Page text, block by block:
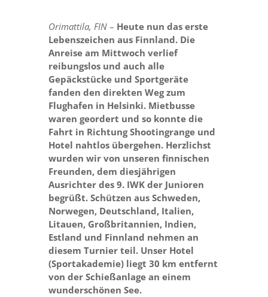
Orimattila, FIN– Heute nun das erste
Lebenszeichen aus Finnland. Die
Anreise am Mittwoch verlief
reibungslos und auch alle
Gepäckstücke und Sportgeräte
fanden den direkten Weg zum
Flughafen in Helsinki. Mietbusse
waren geordert und so konnte die
Fahrt in Richtung Shootingrange und
Hotel nahtlos übergehen. Herzlichst
wurden wir von unseren finnischen
Freunden, dem diesjährigen
Ausrichter des 9. IWK der Junioren
begrüßt. Schützen aus Schweden,
Norwegen, Deutschland, Italien,
Litauen, Großbritannien, Indien,
Estland und Finnland nehmen an
diesem Turnier teil. Unser Hotel
(Sportakademie) liegt 30 km entfernt
von der Schießanlage an einem
wunderschönen See.